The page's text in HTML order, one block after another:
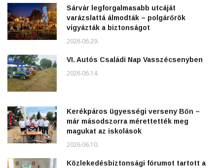
Sárvár legforgalmasabb utcáját
varázslattá álmodták – polgárőrök
vigyázták a biztonságot
2026.06.29.
VI. Autós Családi Nap Vasszécsenyben
2026.06.14.
Kerékpáros ügyességi verseny Bőn –
már másodszorra mérettették meg
magukat az iskolások
2026.06.10.
Közlekedésbiztonsági fórumot tartott a